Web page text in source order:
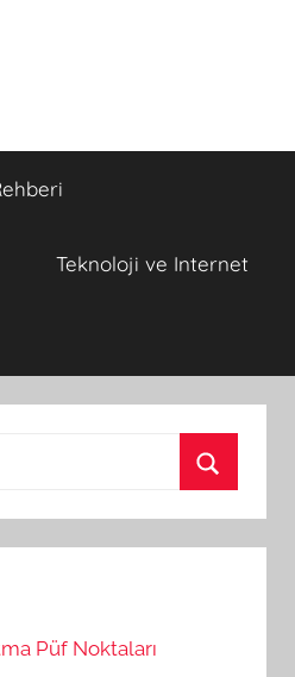
Teknoloji ve Internet
Püf Noktaları